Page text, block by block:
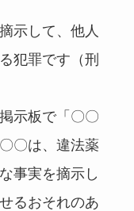
示して、他人
犯罪です（刑
示板で「〇〇
〇は、違法薬
事実を摘示し
るおそれのあ